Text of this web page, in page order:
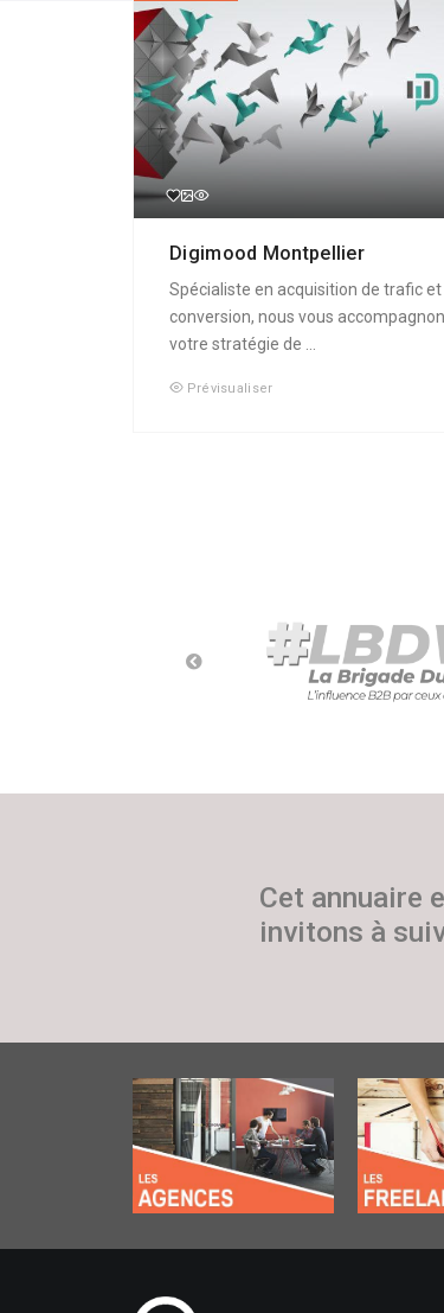
Digimood Montpellier
Spécialiste en acquisition de trafic et
conversion, nous vous
votre stratégie de ...
Prévisualiser
Cet annuaire
invitons à